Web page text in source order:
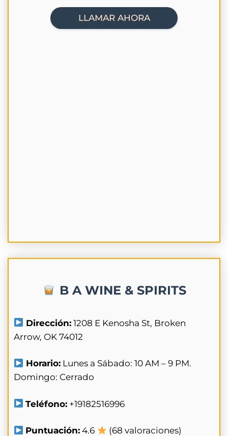
LLAMAR AHORA
B A WINE & SPIRITS
Dirección: 1208 E Kenosha St, Broken
Arrow, OK 74012
Horario: Lunes a Sábado: 10 AM – 9 PM.
Domingo: Cerrado
Teléfono: +19182516996
Puntuación: 4.6 (68 valoraciones)